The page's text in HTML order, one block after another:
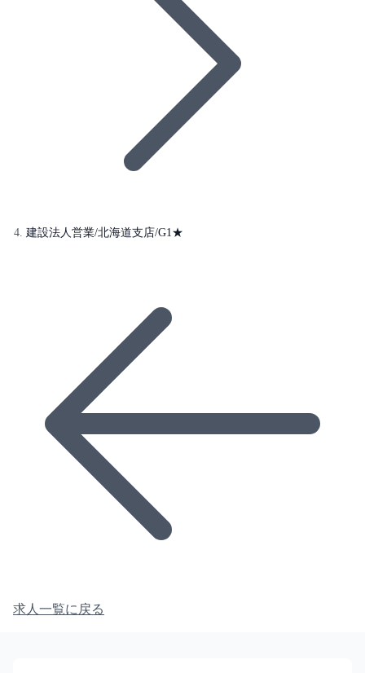
建設法人営業/北海道支店/G1★
求人一覧に戻る